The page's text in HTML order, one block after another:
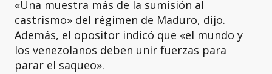
«Una muestra más de la sumisión al
castrismo» del régimen de Maduro, dijo.
Además, el opositor indicó que «el mundo y
los venezolanos deben unir fuerzas para
parar el saqueo».